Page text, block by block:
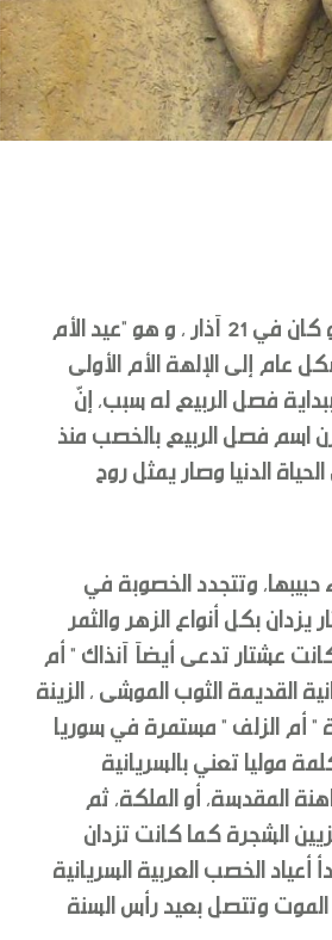
دأب السوريون القدماء على الاحتفال بعيد الأم الكبرى "و كان في 21 آذار , و هو "عيد الأم
عام إلى الإلهة الأم الأولى
فصل الربيع له سبب، إنّ
اسم فصل الربيع بالخصب منذ
الدنيا وصار يمثل روح
حبيبها, وتتجدد الخصوبة في
بكل أنواع الزهر والثمر
عشتار تدعى أيضآ آنذاك " أم
القديمة الثوب الموشى , الزينة
" أم الزلف " مستمرة في سوريا
موليا تعني بالسريانية
المقدسة, أو الملكة, ثم
الشجرة كما كانت تزدان
أعياد الخصب العربية السريانية
الموت وتتصل بعيد رأس السنة